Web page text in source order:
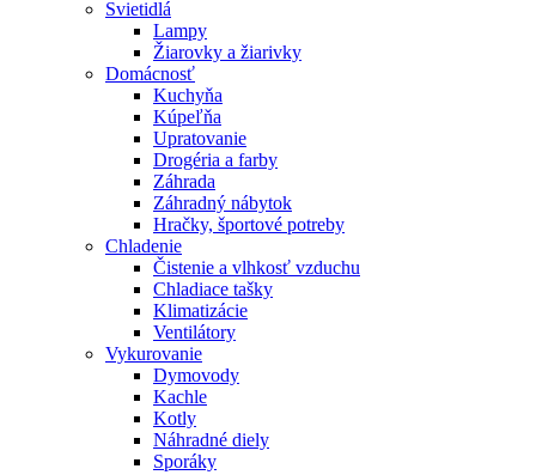
Svietidlá
Lampy
Žiarovky a žiarivky
Domácnosť
Kuchyňa
Kúpeľňa
Upratovanie
Drogéria a farby
Záhrada
Záhradný nábytok
Hračky, športové potreby
Chladenie
Čistenie a vlhkosť vzduchu
Chladiace tašky
Klimatizácie
Ventilátory
Vykurovanie
Dymovody
Kachle
Kotly
Náhradné diely
Sporáky